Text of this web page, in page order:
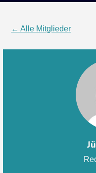
← Alle Mitglieder